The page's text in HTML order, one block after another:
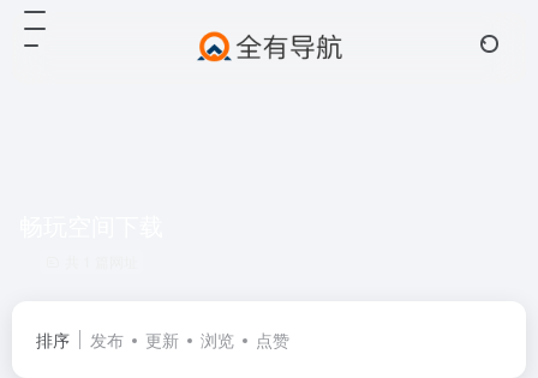
排序 发布 更新 浏览 点赞